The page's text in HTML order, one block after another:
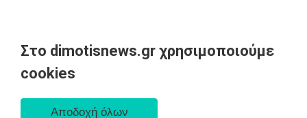
Στο dimotisnews.gr χρησιμοποιούμε
cookies